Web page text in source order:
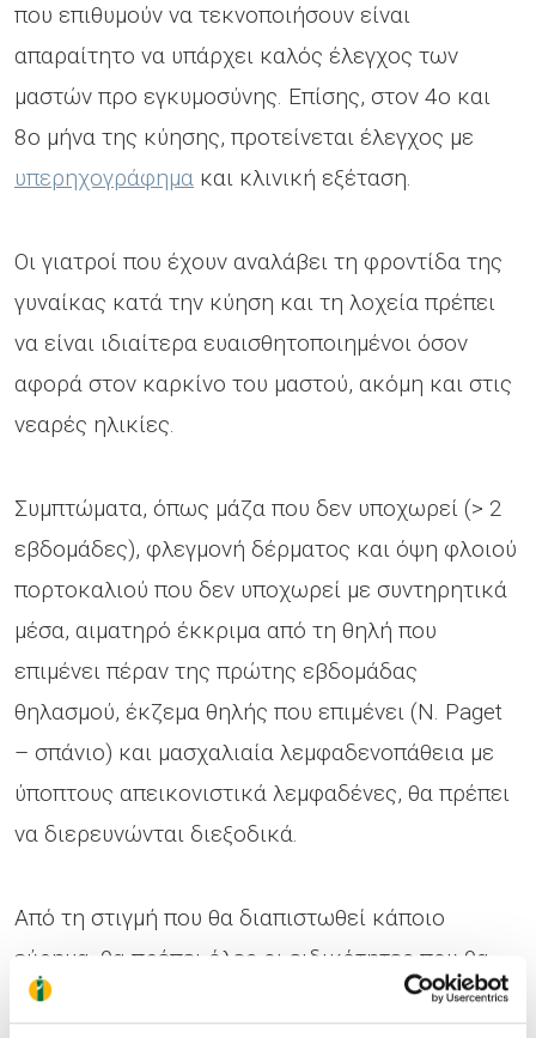
που επιθυμούν να τεκνοποιήσουν είναι
απαραίτητο να υπάρχει καλός έλεγχος των
μαστών προ εγκυμοσύνης. Επίσης, στον 4ο και
8ο μήνα της κύησης, προτείνεται έλεγχος με
υπερηχογράφημα και κλινική εξέταση.
Οι γιατροί που έχουν αναλάβει τη φροντίδα της
γυναίκας κατά την κύηση και τη λοχεία πρέπει
να είναι ιδιαίτερα ευαισθητοποιημένοι όσον
αφορά στον καρκίνο του μαστού, ακόμη και στις
νεαρές ηλικίες.
Συμπτώματα, όπως μάζα που δεν υποχωρεί (> 2
εβδομάδες), φλεγμονή δέρματος και όψη φλοιού
πορτοκαλιού που δεν υποχωρεί με συντηρητικά
μέσα, αιματηρό έκκριμα από τη θηλή που
επιμένει πέραν της πρώτης εβδομάδας
θηλασμού, έκζεμα θηλής που επιμένει (N. Paget
– σπάνιο) και μασχαλιαία λεμφαδενοπάθεια με
ύποπτους απεικονιστικά λεμφαδένες, θα πρέπει
να διερευνώνται διεξοδικά.
Από τη στιγμή που θα διαπιστωθεί κάποιο
εύρημα, θα πρέπει όλες οι ειδικότητες που θα
αναλάβουν τον έλεγχο, και ενδεχομένως τη